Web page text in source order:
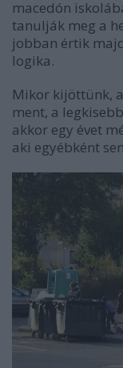
macedón
tanulják meg a
jobban értik
logika.
Mikor kijöttünk,
ment, a
akkor egy évet
aki egyébként